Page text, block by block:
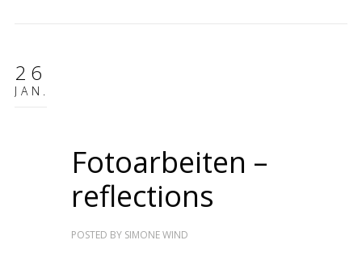
26
JAN.
Fotoarbeiten –
reflections
POSTED BY SIMONE WIND